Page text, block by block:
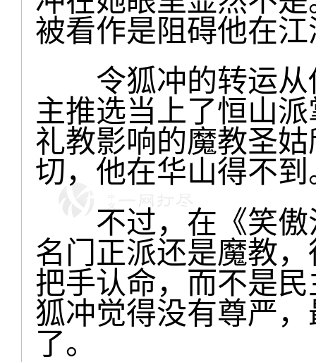
被看作是阻碍他在
令狐冲的转运从
主推选当上了恒山
礼教影响的魔教圣
切，他在华山得不到
不过，在《笑傲
名门正派还是魔教
把手认命，而不是
狐冲觉得没有尊严
了。